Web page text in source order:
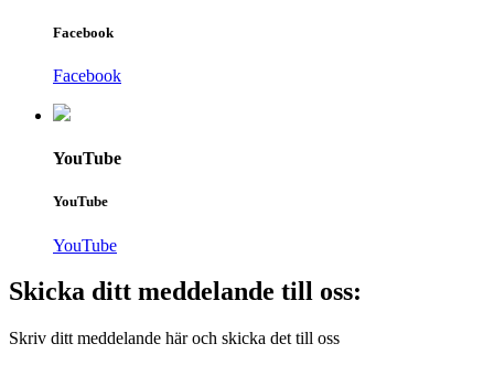
Facebook
Facebook
YouTube
YouTube
YouTube
Skicka ditt meddelande till oss:
Skriv ditt meddelande här och skicka det till oss